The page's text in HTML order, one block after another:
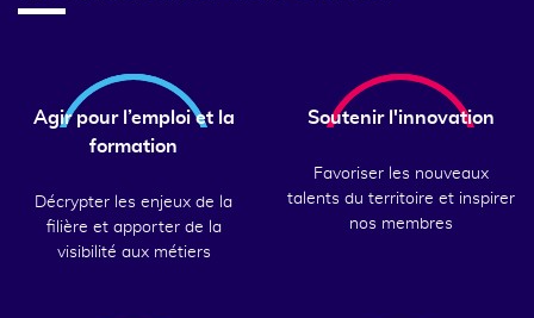
Agir pour l’emploi et la
formation
Décrypter les enjeux de la
filière et apporter de la
visibilité aux métiers
Soutenir l'innovation
Favoriser les nouveaux
talents du territoire et inspirer
nos membres